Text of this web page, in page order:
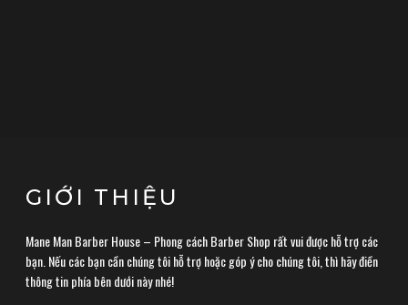
GIỚI THIỆU
Mane Man Barber House – Phong cách Barber Shop rất vui được hỗ trợ các
bạn. Nếu các bạn cần chúng tôi hỗ trợ hoặc góp ý cho chúng tôi, thì hãy điền
thông tin phía bên dưới này nhé!